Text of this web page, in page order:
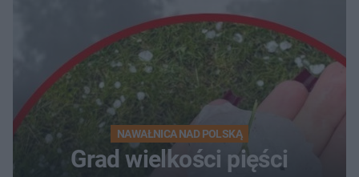
NAWAŁNICA NAD POLSKĄ
Grad wielkości pięści